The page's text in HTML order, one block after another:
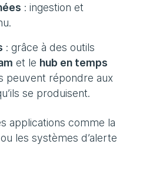
: ingestion et
: grâce à des outils
et le hub en temps
peuvent répondre aux
se produisent.
applications comme la
les systèmes d’alerte